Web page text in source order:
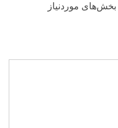
بخش‌های موردنیاز